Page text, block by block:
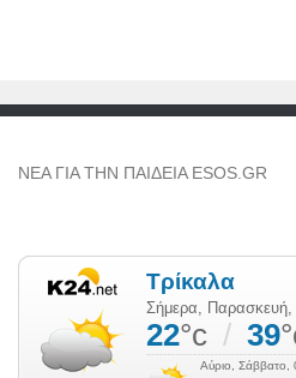
NEA ΓΙΑ ΤΗΝ ΠΑΙΔΕΙΑ ESOS.GR